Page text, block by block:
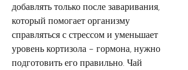
добавлять только после заваривания,
который помогает организму
справляться с стрессом и уменьшает
уровень кортизола – гормона, нужно
подготовить его правильно. Чай